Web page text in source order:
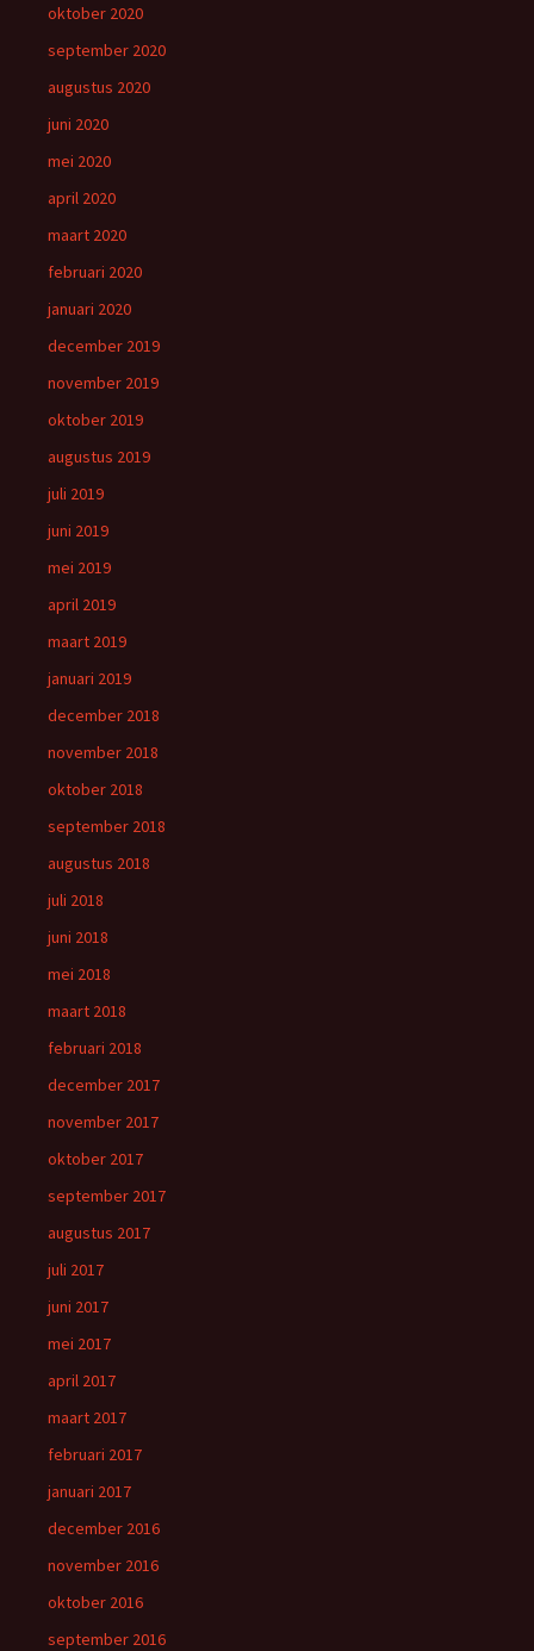
oktober 2020
september 2020
augustus 2020
juni 2020
mei 2020
april 2020
maart 2020
februari 2020
januari 2020
december 2019
november 2019
oktober 2019
augustus 2019
juli 2019
juni 2019
mei 2019
april 2019
maart 2019
januari 2019
december 2018
november 2018
oktober 2018
september 2018
augustus 2018
juli 2018
juni 2018
mei 2018
maart 2018
februari 2018
december 2017
november 2017
oktober 2017
september 2017
augustus 2017
juli 2017
juni 2017
mei 2017
april 2017
maart 2017
februari 2017
januari 2017
december 2016
november 2016
oktober 2016
september 2016